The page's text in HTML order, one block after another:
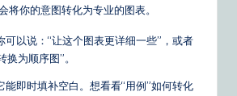
将你的意图转化为专业的图表。
可以说：“让这个图表更详细一些”，或者
换为顺序图”。
能即时填补空白。想看看“用例”如何转化